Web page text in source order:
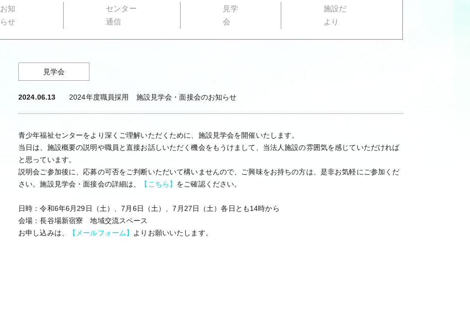
お知
らせ
センター
通信
見学
会
施設だ
より
見学会
2024.06.13 2024年度職員採用 施設見学会・面接会のお知らせ
青少年福祉センターをより深くご理解いただくために、施設見学会を開催いたします。
当日は、施設概要の説明や職員と直接お話しいただく機会をもうけまして、当法人施設の雰囲気を感じていただければ
と思っています。
説明会ご参加後に、応募の可否をご判断いただいて構いませんので、ご興味をお持ちの方は、是非お気軽にご参加くだ
さい。施設見学会・面接会の詳細は、
【こちら】 をご確認ください。
日時：令和6年6月29日（土）、7月6日（土）、7月27日（土）各日とも14時から
会場：長谷場新宿寮 地域交流スペース
お申し込みは、
【メールフォーム】 よりお願いいたします。